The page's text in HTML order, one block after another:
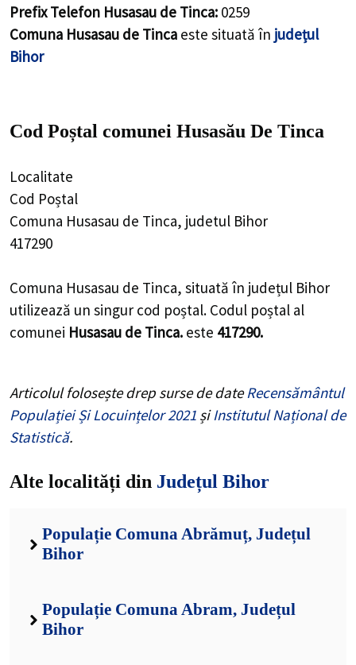
Prefix Telefon Husasau de Tinca: 0259
Comuna Husasau de Tinca este situată în județul
Bihor
Cod Poștal comunei Husasău De Tinca
Localitate
Cod Poștal
Comuna Husasau de Tinca, judetul Bihor
417290
Comuna Husasau de Tinca, situată în județul Bihor
utilizează un singur cod poștal. Codul poștal al
comunei Husasau de Tinca. este 417290.
Articolul folosește drep surse de dateRecensământul
Populației Și Locuințelor 2021 șiInstitutul Național de
Statistică.
Alte localități din Județul Bihor
Populație Comuna Abrămuț, Județul
Bihor
Populație Comuna Abram, Județul
Bihor